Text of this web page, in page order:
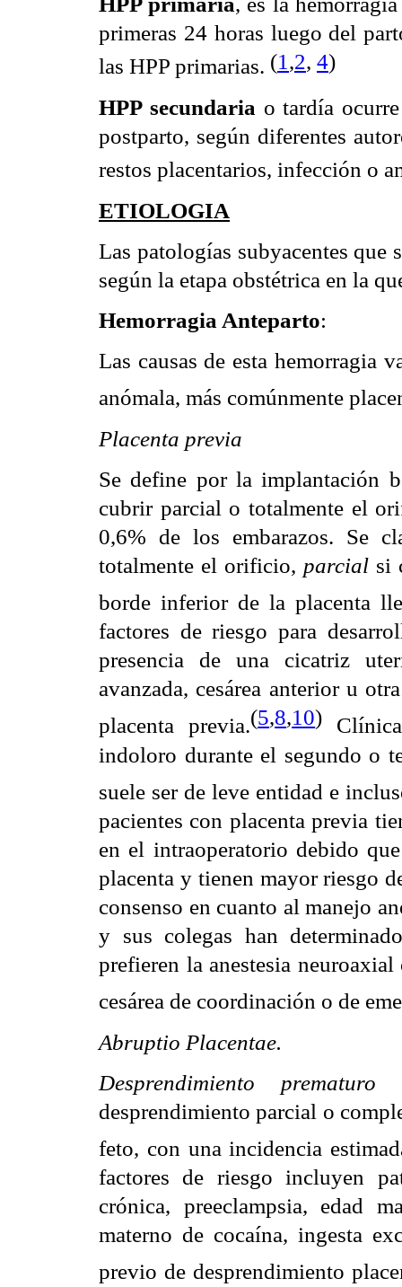
primeras 24 horas luego del
las HPP primarias. (1,2, 4)
HPP secundaria o tardía
postparto, según diferentes
restos placentarios, infección o
ETIOLOGIA
Las patologías subyacentes que
según la etapa obstétrica en la
Hemorragia Anteparto:
Las causas de esta hemorragia
anómala, más comúnmente
Placenta previa
Se define por la implantación
cubrir parcial o totalmente el
0,6% de los embarazos. Se
totalmente el orificio, parcialsi
borde inferior de la placenta
factores de riesgo para
presencia de una cicatriz
avanzada, cesárea anterior u
placenta previa.(5,8,10)
indoloro durante el segundo o
suele ser de leve entidad e
pacientes con placenta previa
en el intraoperatorio debido
placenta y tienen mayor riesgo
consenso en cuanto al manejo
y sus colegas han
prefieren la anestesia
cesárea de coordinación o de
Abruptio Placentae.
Desprendimiento
desprendimiento parcial o
feto, con una incidencia
factores de riesgo incluyen
crónica, preeclampsia, edad
materno de cocaína, ingesta
previo de desprendimiento